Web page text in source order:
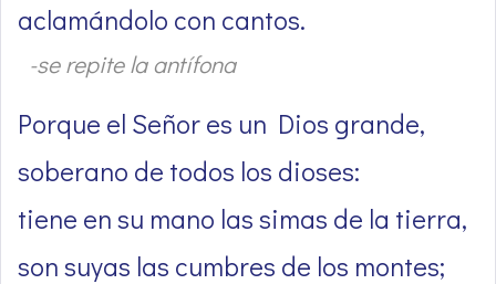
aclamándolo con cantos.
-se repite la antífona
Porque el Señor es un Dios grande,
soberano de todos los dioses:
tiene en su mano las simas de la tierra,
son suyas las cumbres de los montes;